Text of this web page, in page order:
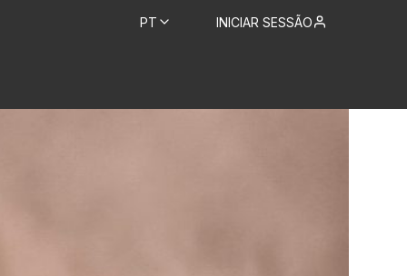
PT INICIAR SESSÃO